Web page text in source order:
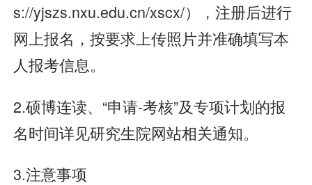
s://yjszs.nxu.edu.cn/xscx/），注册后进行
网上报名，按要求上传照片并准确填写本
人报考信息。
2.硕博连读、“申请-考核”及专项计划的报
名时间详见研究生院网站相关通知。
3.注意事项